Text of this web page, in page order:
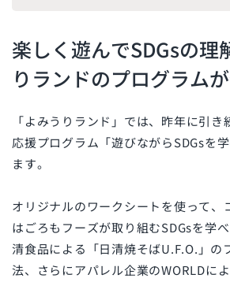
楽しく遊んでSDGsの理
りランドのプログラム
「よみうりランド」では、昨年に引
応援プログラム「遊びながらSDGsを
ます。
オリジナルのワークシートを使って、
はごろもフーズが取り組むSDGsを学
清食品による「日清焼そばU.F.O.」の
法、さらにアパレル企業のWORLDに